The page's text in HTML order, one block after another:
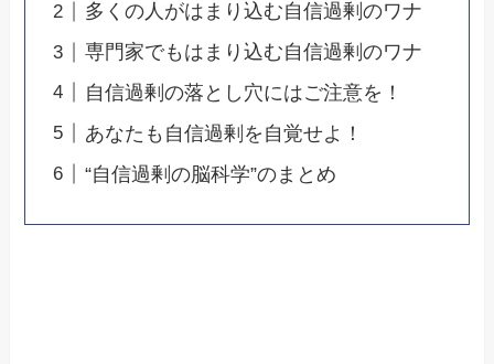
多くの人がはまり込む自信過剰のワナ
専門家でもはまり込む自信過剰のワナ
自信過剰の落とし穴にはご注意を！
あなたも自信過剰を自覚せよ！
“自信過剰の脳科学”のまとめ